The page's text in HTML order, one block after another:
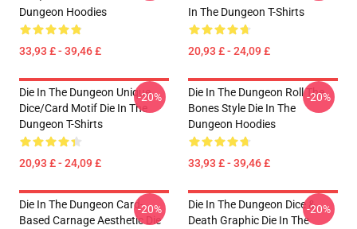
Dungeon Hoodies
33,93 £ - 39,46 £
In The Dungeon T-Shirts
20,93 £ - 24,09 £
Die In The Dungeon Unique
Dice/Card Motif Die In The
Dungeon T-Shirts
20,93 £ - 24,09 £
-20%
Die In The Dungeon Roll The
Bones Style Die In The
Dungeon Hoodies
33,93 £ - 39,46 £
-20%
Die In The Dungeon Card-
Based Carnage Aesthetic Die
-20%
Die In The Dungeon Dice &
Death Graphic Die In The
-20%